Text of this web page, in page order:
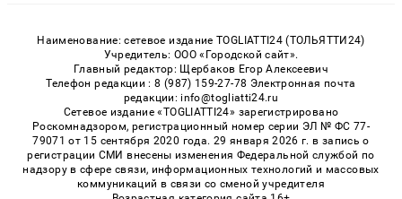
Наименование: сетевое издание TOGLIATTI24 (ТОЛЬЯТТИ24)
Учредитель: ООО «Городской сайт».
Главный редактор: Щербаков Егор Алексеевич
Телефон редакции : 8 (987) 159-27-78 Электронная почта
редакции: info@togliatti24.ru
Сетевое издание «TOGLIATTI24» зарегистрировано
Роскомнадзором, регистрационный номер серии ЭЛ № ФС 77-
79071 от 15 сентября 2020 года. 29 января 2026 г. в запись о
регистрации СМИ внесены изменения Федеральной службой по
надзору в сфере связи, информационных технологий и массовых
коммуникаций в связи со сменой учредителя